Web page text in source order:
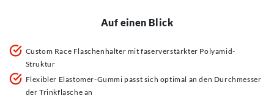
Auf einen Blick
Custom Race Flaschenhalter mit faserverstärkter Polyamid-
Struktur
Flexibler Elastomer-Gummi passt sich optimal an den Durchmesser
der Trinkflasche an